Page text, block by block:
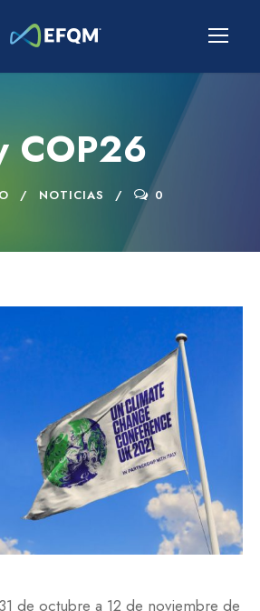
COP26
NOTICIAS 0
de octubre a 12 de noviembre de